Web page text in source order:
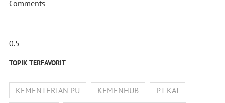
Comments
TOPIK TERFAVORIT
KEMENTERIAN PU KEMENHUB
PT KAI